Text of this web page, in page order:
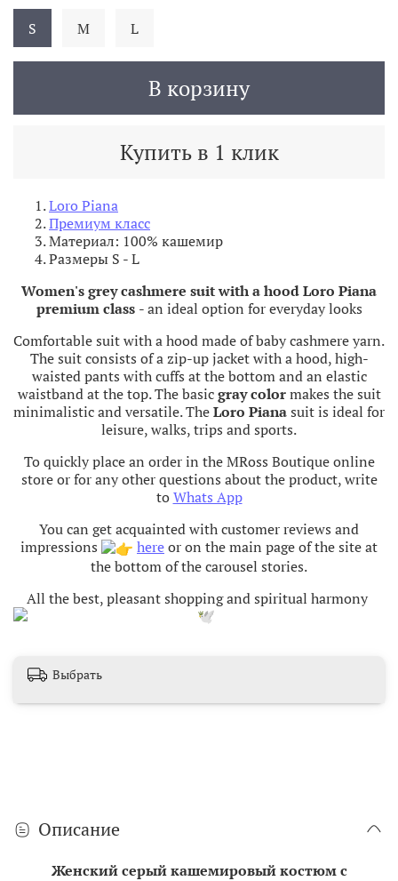
В корзину
Купить в 1 клик
S
M L
Loro Piana
Премиум класс
Материал: 100% кашемир
Размеры S - L
Women's grey cashmere suit with a hood Loro Piana
premium class - an ideal option for everyday looks
Comfortable suit with a hood made of baby cashmere yarn.
The suit consists of a zip-up jacket with a hood, high-
waisted pants with cuffs at the bottom and an elastic
waistband at the top. The basicgray colormakes the suit
minimalistic and versatile. TheLoro Pianasuit is ideal for
leisure, walks, trips and sports.
To quickly place an order in the MRoss Boutique online
store or for any other questions about the product, write
to Whats App
You can get acquainted with customer reviews and
impressions
hereor on the main page of the site at
the bottom of the carousel stories.
All the best, pleasant shopping and spiritual harmony
Выбрать
Описание
Женский серый кашемировый костюм с